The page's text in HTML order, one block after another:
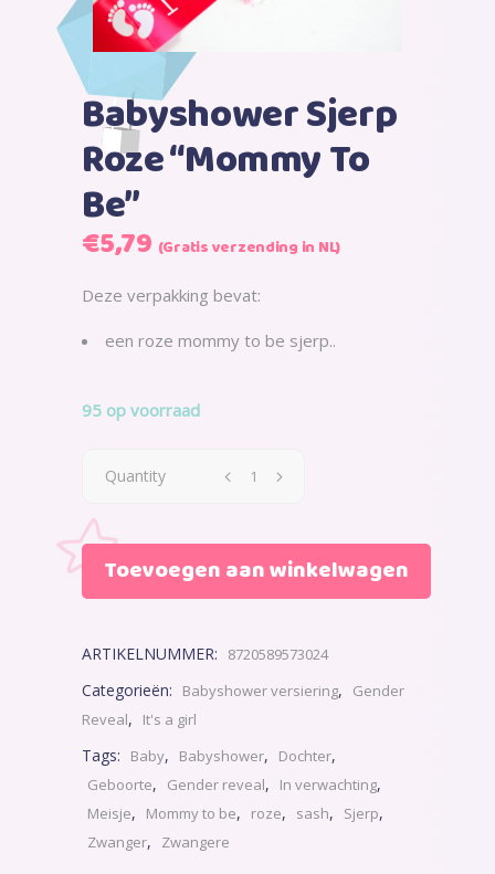
Babyshower Sjerp
Roze “Mommy To
Be”
Oorspronkelijke
was:
€7,99.
€5,79Huidige
is:
€5,79.
(Gratis verzending in NL)
Deze verpakking bevat:
een roze mommy to be sjerp..
95 op voorraad
Quantity
Toevoegen aan winkelwagen
ARTIKELNUMMER: 8720589573024
Categorieën: Babyshower versiering,
Gender
Reveal, It's a girl
Tags: Baby, Babyshower, Dochter,
Geboorte, Gender reveal, In verwachting,
Meisje, Mommy to be, roze, sash, Sjerp,
Zwanger, Zwangere